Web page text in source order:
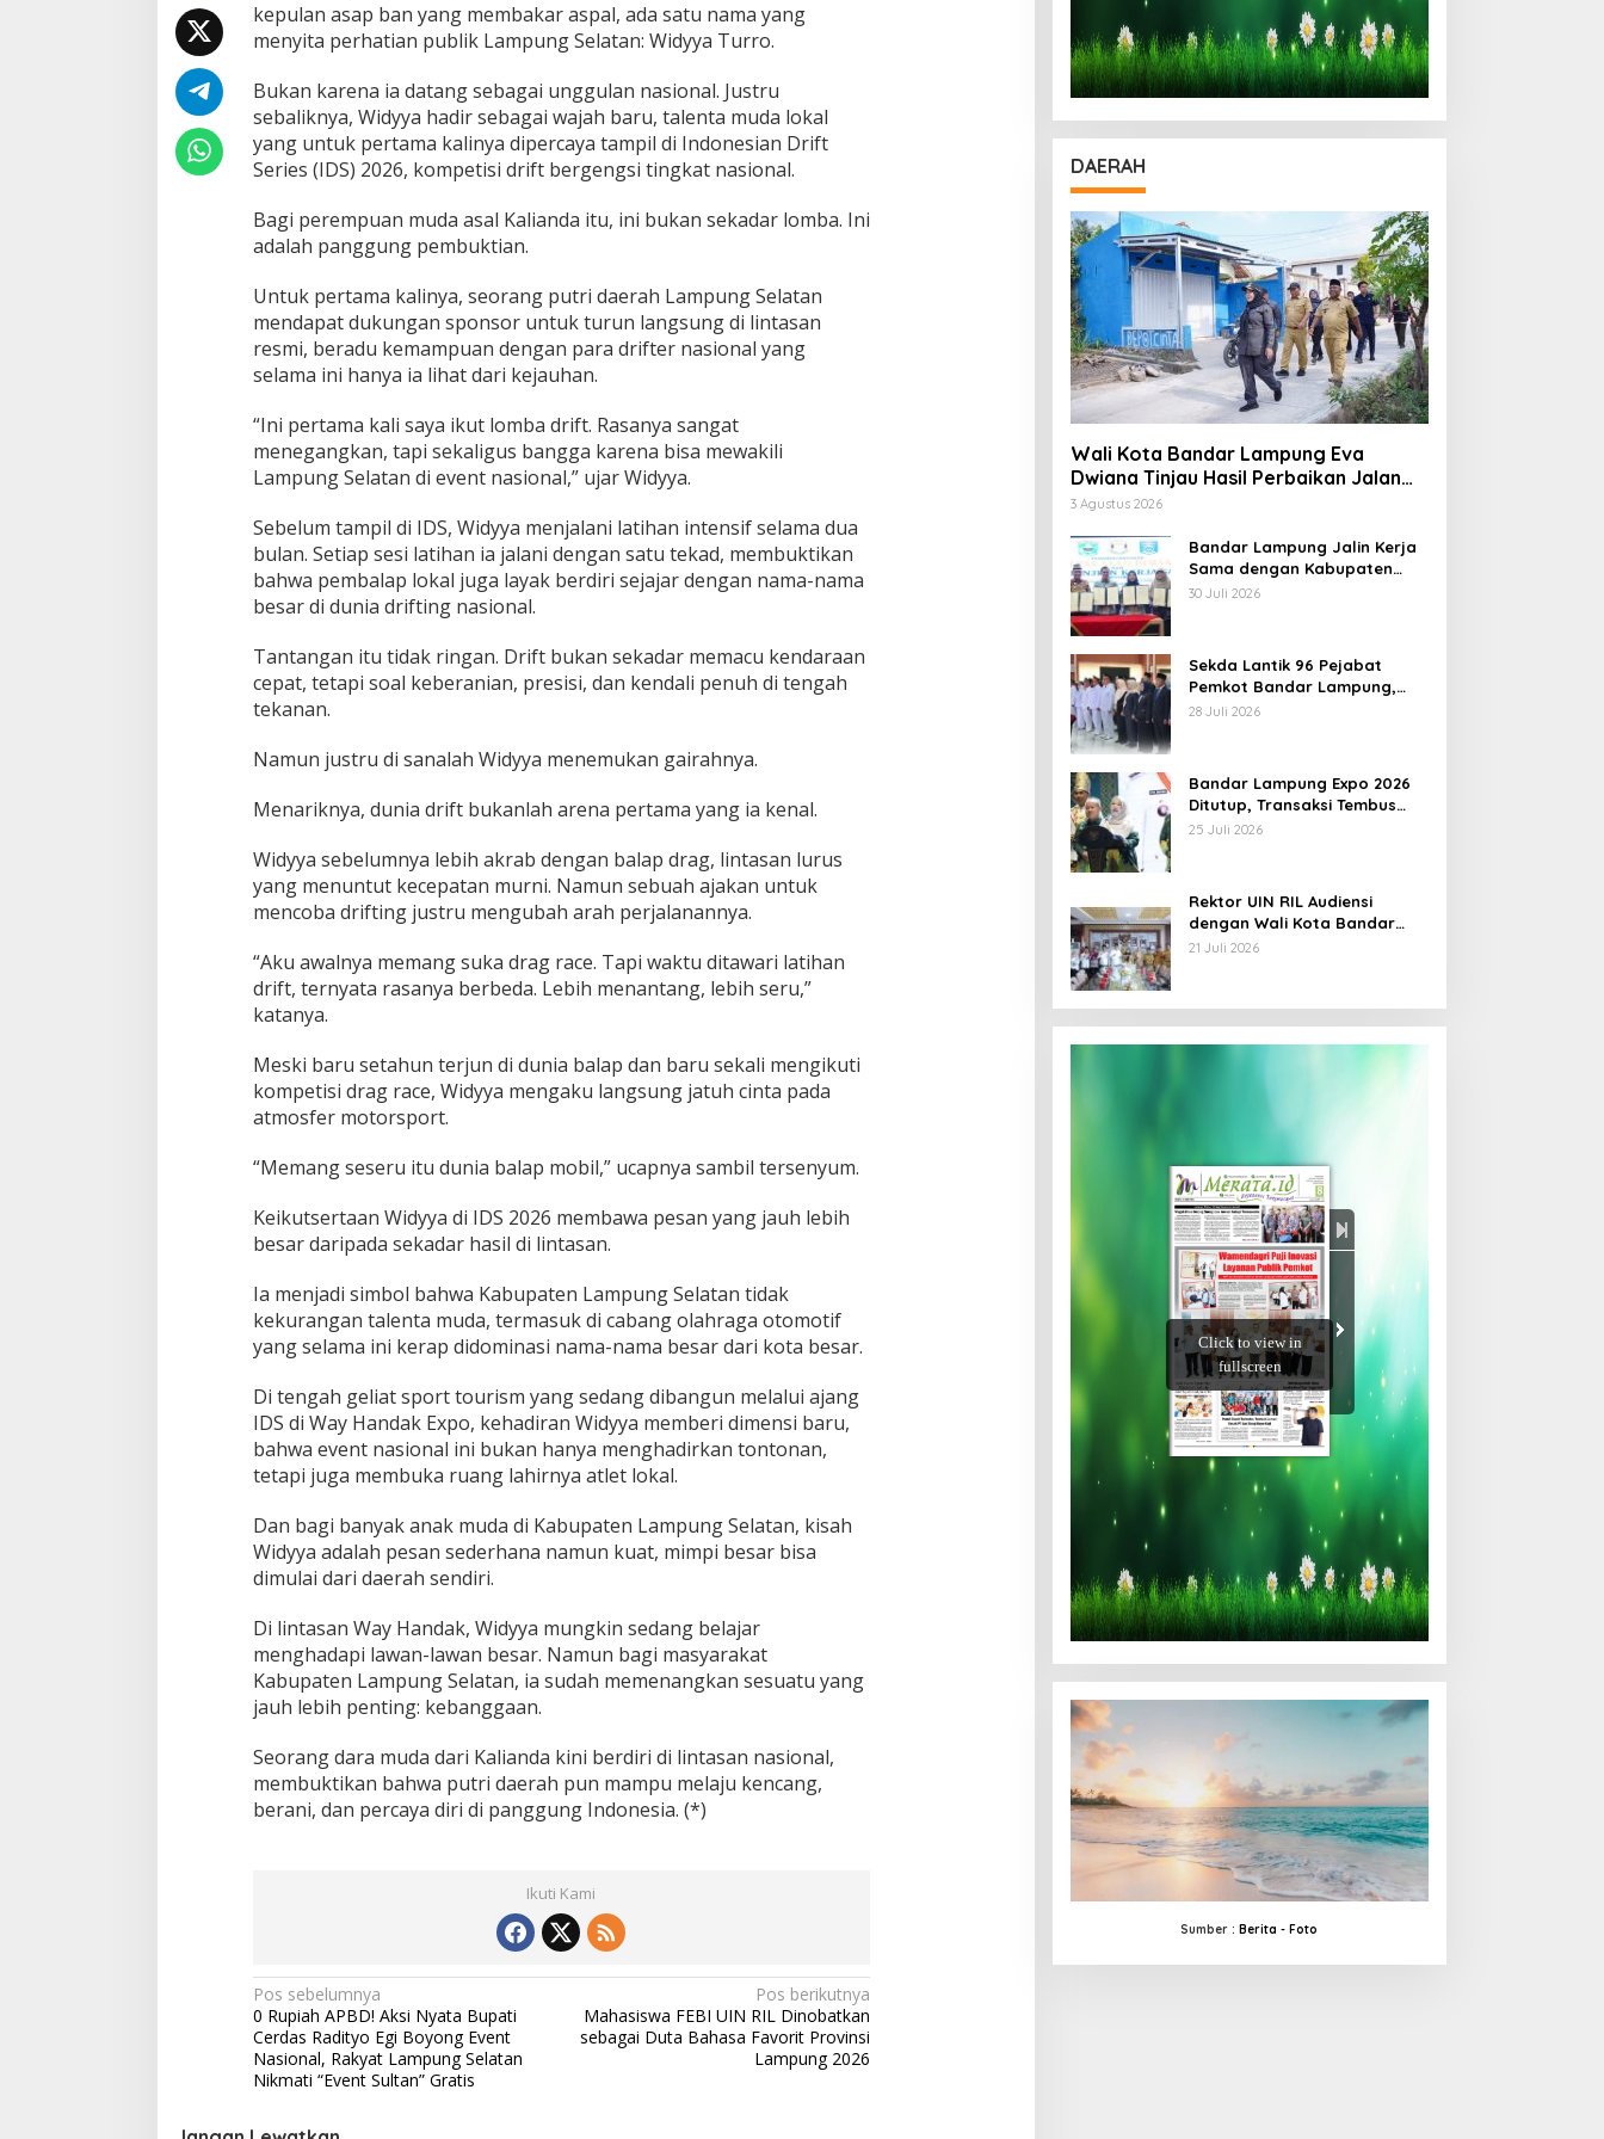
e
l
t
a
P
u
a
l
e
n
t
a
l
a
N
a
s
i
o
kepulan asap ban yang membakar aspal, ada satu nama yang
menyita perhatian publik Lampung Selatan: Widyya Turro.
Bukan karena ia datang sebagai unggulan nasional. Justru
sebaliknya, Widyya hadir sebagai wajah baru, talenta muda lokal
yang untuk pertama kalinya dipercaya tampil di Indonesian Drift
Series (IDS) 2026, kompetisi drift bergengsi tingkat nasional.
Bagi perempuan muda asal Kalianda itu, ini bukan sekadar lomba. Ini
adalah panggung pembuktian.
Untuk pertama kalinya, seorang putri daerah Lampung Selatan
mendapat dukungan sponsor untuk turun langsung di lintasan
resmi, beradu kemampuan dengan para drifter nasional yang
selama ini hanya ia lihat dari kejauhan.
“Ini pertama kali saya ikut lomba drift. Rasanya sangat
menegangkan, tapi sekaligus bangga karena bisa mewakili
Lampung Selatan di event nasional,” ujar Widyya.
Sebelum tampil di IDS, Widyya menjalani latihan intensif selama dua
bulan. Setiap sesi latihan ia jalani dengan satu tekad, membuktikan
bahwa pembalap lokal juga layak berdiri sejajar dengan nama-nama
besar di dunia drifting nasional.
Tantangan itu tidak ringan. Drift bukan sekadar memacu kendaraan
cepat, tetapi soal keberanian, presisi, dan kendali penuh di tengah
tekanan.
Namun justru di sanalah Widyya menemukan gairahnya.
Menariknya, dunia drift bukanlah arena pertama yang ia kenal.
Widyya sebelumnya lebih akrab dengan balap drag, lintasan lurus
yang menuntut kecepatan murni. Namun sebuah ajakan untuk
mencoba drifting justru mengubah arah perjalanannya.
“Aku awalnya memang suka drag race. Tapi waktu ditawari latihan
drift, ternyata rasanya berbeda. Lebih menantang, lebih seru,”
katanya.
Meski baru setahun terjun di dunia balap dan baru sekali mengikuti
kompetisi drag race, Widyya mengaku langsung jatuh cinta pada
atmosfer motorsport.
“Memang seseru itu dunia balap mobil,” ucapnya sambil tersenyum.
Keikutsertaan Widyya di IDS 2026 membawa pesan yang jauh lebih
besar daripada sekadar hasil di lintasan.
Ia menjadi simbol bahwa Kabupaten Lampung Selatan tidak
kekurangan talenta muda, termasuk di cabang olahraga otomotif
yang selama ini kerap didominasi nama-nama besar dari kota besar.
Di tengah geliat sport tourism yang sedang dibangun melalui ajang
IDS di Way Handak Expo, kehadiran Widyya memberi dimensi baru,
bahwa event nasional ini bukan hanya menghadirkan tontonan,
tetapi juga membuka ruang lahirnya atlet lokal.
Dan bagi banyak anak muda di Kabupaten Lampung Selatan, kisah
Widyya adalah pesan sederhana namun kuat, mimpi besar bisa
dimulai dari daerah sendiri.
Di lintasan Way Handak, Widyya mungkin sedang belajar
menghadapi lawan-lawan besar. Namun bagi masyarakat
Kabupaten Lampung Selatan, ia sudah memenangkan sesuatu yang
jauh lebih penting: kebanggaan.
Seorang dara muda dari Kalianda kini berdiri di lintasan nasional,
membuktikan bahwa putri daerah pun mampu melaju kencang,
berani, dan percaya diri di panggung Indonesia. (*)
Ikuti Kami
N
a
v
i
Pos sebelumnya
0 Rupiah APBD! Aksi Nyata Bupati
Cerdas Radityo Egi Boyong Event
Nasional, Rakyat Lampung Selatan
Nikmati “Event Sultan” Gratis
Pos berikutnya
Mahasiswa FEBI UIN RIL Dinobatkan
sebagai Duta Bahasa Favorit Provinsi
Lampung 2026
DAERAH
Wali Kota Bandar Lampung Eva
Dwiana Tinjau Hasil Perbaikan Jalan
Wala Kuba di Way Laga
3 Agustus 2026
Bandar Lampung Jalin Kerja
Sama dengan Kabupaten
Solok, Perkuat Ketahanan
30 Juli 2026
Sekda Lantik 96 Pejabat
Pemkot Bandar Lampung,
Rotasi Sentuh Camat hingga
28 Juli 2026
Bandar Lampung Expo 2026
Ditutup, Transaksi Tembus
Rp3,1 Miliar, UMKM Kuliner
25 Juli 2026
Rektor UIN RIL Audiensi
dengan Wali Kota Bandar
Lampung, Siap Terjunkan
21 Juli 2026
Sumber : Berita - Foto